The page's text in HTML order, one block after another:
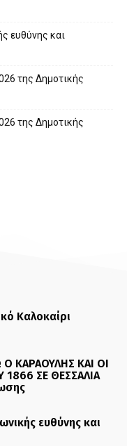
ευθύνης και
της Δημοτικής
της Δημοτικής
Καλοκαίρι
Ο ΚΑΡΑΟΥΛΗΣ ΚΑΙ ΟΙ
1866 ΣΕ ΘΕΣΣΑΛΙΑ
ευθύνης και